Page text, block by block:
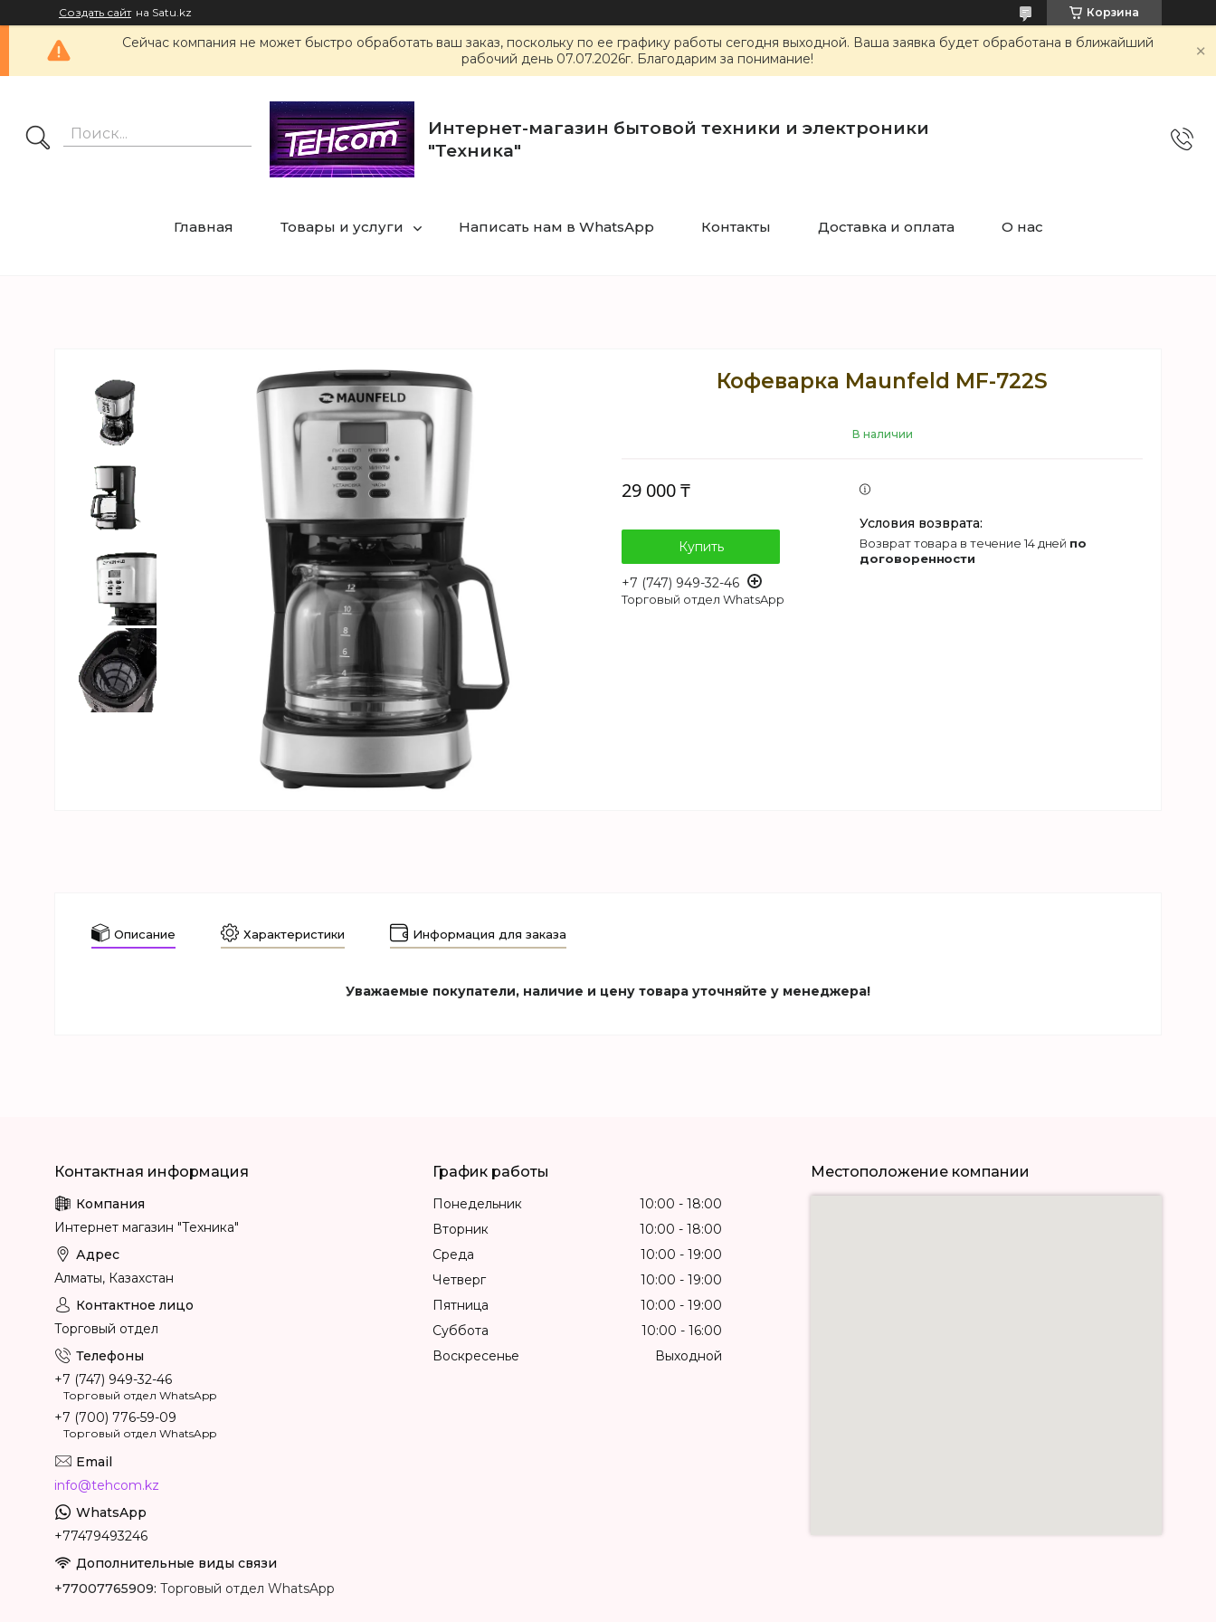
Создать сайт на Satu.kz Корзина
Сейчас компания не может быстро обработать ваш заказ, поскольку по ее графику работы сегодня выходной. Ваша заявка будет обработана в ближайший
рабочий день 07.07.2026г. Благодарим за понимание!
Интернет-магазин бытовой техники и электроники
"Техника"
Главная Товары и услуги Написать нам в WhatsApp Контакты Доставка и оплата О нас
Кофеварка Maunfeld MF-722S
В наличии
29 000 ₸
Купить
+7 (747) 949-32-46
Торговый отдел WhatsApp
возврат товара в течение 14 дней по
договоренности
Описание Характеристики Информация для заказа
Уважаемые покупатели, наличие и цену товара уточняйте у менеджера!
Интернет магазин "Техника"
Алматы, Казахстан
Торговый отдел
+7 (747) 949-32-46
Торговый отдел WhatsApp
+7 (700) 776-59-09
Торговый отдел WhatsApp
info@tehcom.kz
+77479493246
+77007765909 Торговый отдел WhatsApp
График работы
Понедельник 10:00
18:00
Вторник
10:00
18:00
Среда
10:00
19:00
Четверг
10:00
19:00
Пятница
10:00
19:00
Суббота
10:00
16:00
Воскресенье
Выходной
Местоположение компании